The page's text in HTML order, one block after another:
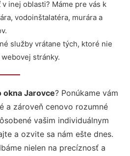
inej oblasti? Máme pre vás k
vodoinštalatéra, murára a
služby vrátane tých, ktoré nie
stránky.
okna Jarovce? Ponúkame vám
a zároveň cenovo rozumné
vašim individuálnym
a ozvite sa nám ešte dnes.
nielen na precíznosť a